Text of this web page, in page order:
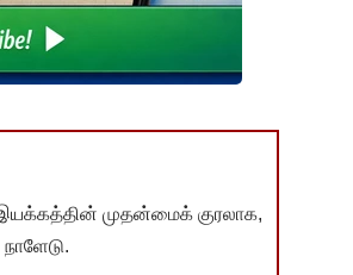
முதன்மைக் குரலாக,